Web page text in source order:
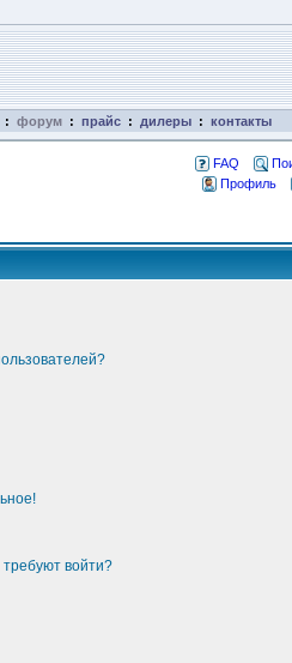
: форум : прайс : дилеры : контакты
FAQ
Профиль
войти?